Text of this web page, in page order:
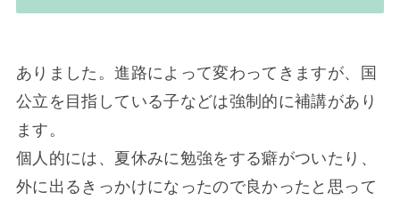
ありました。進路によって変わってきますが、国
公立を目指している子などは強制的に補講があり
ます。
個人的には、夏休みに勉強をする癖がついたり、
外に出るきっかけになったので良かったと思って